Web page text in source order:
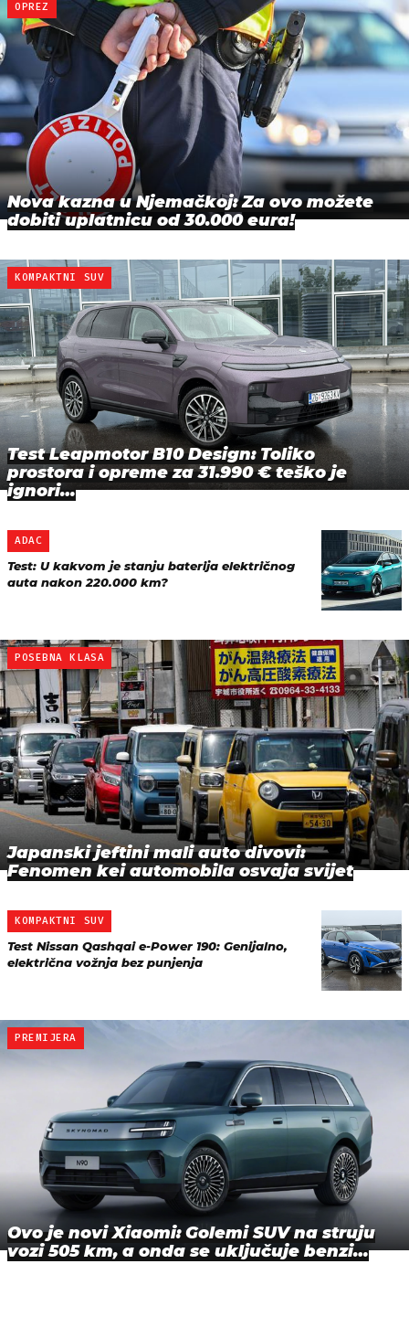
OPREZ
Nova kazna u Njemačkoj: Za ovo možete
dobiti uplatnicu od 30.000 eura!
KOMPAKTNI SUV
Test Leapmotor B10 Design: Toliko
prostora i opreme za 31.990 € teško je
ignori…
ADAC
Test: U kakvom je stanju baterija električnog
auta nakon 220.000 km?
POSEBNA KLASA
Japanski jeftini mali auto divovi:
Fenomen kei automobila osvaja svijet
KOMPAKTNI SUV
Test Nissan Qashqai e-Power 190: Genijalno,
električna vožnja bez punjenja
PREMIJERA
Ovo je novi Xiaomi: Golemi SUV na struju
vozi 505 km, a onda se uključuje benzi…